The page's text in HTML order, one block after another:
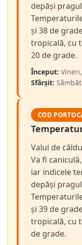
depăși
și 38 de
tropicală, cu
20 de grade.
Început:
Sfârșit:
COD
Valul de
Va fi
iar indicele
depăși
și 39 de
tropicală, cu
de grade.